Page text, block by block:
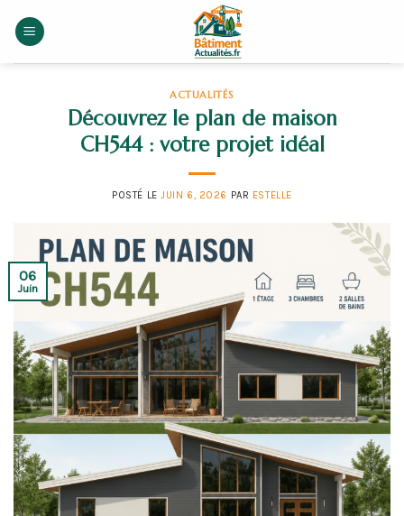
ACTUALITÉS
Découvrez le plan de maison
CH544 : votre projet idéal
POSTÉ LEJUIN 6, 2026 PAR ESTELLE
06
Juin